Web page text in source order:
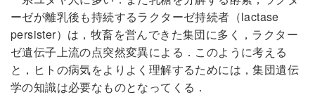
ーゼが離乳後も持続するラクターゼ持続者（lactase
persister）は，牧畜を営んできた集団に多く，ラクター
ゼ遺伝子上流の点突然変異による．このように考える
と，ヒトの病気をよりよく理解するためには，集団遺伝
学の知識は必要なものとなってくる．